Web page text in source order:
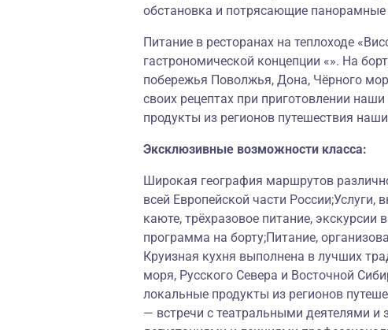
обстановка и потрясающие
Питание в ресторанах на теплоходе
гастрономической концепции «». На
побережья Поволжья, Дона, Чёрного
своих рецептах при приготовлении
продукты из регионов путешествия
Эксклюзивные возможности класса:
Широкая география маршрутов
всей Европейской части
каюте, трёхразовое питание, экскурсии
программа на борту;Питание,
Круизная кухня выполнена в лучших
моря, Русского Севера и Восточной
локальные продукты из регионов
— встречи с театральными деятелями и